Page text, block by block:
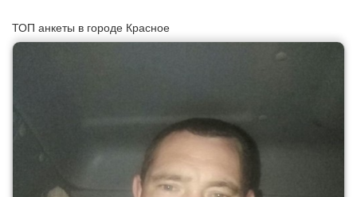
ТОП анкеты в городе Красное